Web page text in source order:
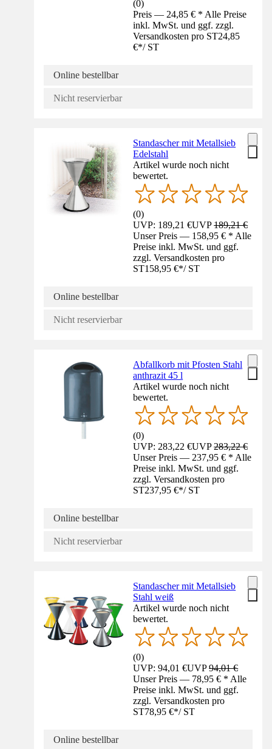
(0)
Preis — 24,85 € * Alle Preise
inkl. MwSt. und ggf. zzgl.
Versandkosten pro ST24,85
€*/ ST
Online bestellbar
Nicht reservierbar
Standascher mit Metallsieb
Edelstahl
Artikel wurde noch nicht
bewertet.
(0)
UVP: 189,21 €UVP189,21 €
Unser Preis — 158,95 € * Alle
Preise inkl. MwSt. und ggf.
zzgl. Versandkosten pro
ST158,95 €*/ ST
Online bestellbar
Nicht reservierbar
Abfallkorb mit Pfosten Stahl
anthrazit 45 l
Artikel wurde noch nicht
bewertet.
(0)
UVP: 283,22 €UVP283,22 €
Unser Preis — 237,95 € * Alle
Preise inkl. MwSt. und ggf.
zzgl. Versandkosten pro
ST237,95 €*/ ST
Online bestellbar
Nicht reservierbar
Standascher mit Metallsieb
Stahl weiß
Artikel wurde noch nicht
bewertet.
(0)
UVP: 94,01 €UVP94,01 €
Unser Preis — 78,95 € * Alle
Preise inkl. MwSt. und ggf.
zzgl. Versandkosten pro
ST78,95 €*/ ST
Online bestellbar